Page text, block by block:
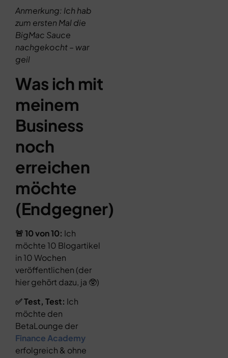
Anmerkung: Ich hab
zum ersten Mal die
BigMac Sauce
nachgekocht – war
geil
Was ich mit
meinem
Business
noch
erreichen
möchte
(Endgegner)
🚨 10 von 10: Ich
möchte 10 Blogartikel
in 10 Wochen
veröffentlichen (der
hier gehört dazu, ja 🥸)
✅ Test, Test: Ich
möchte den
BetaLounge der
Finance Academy
erfolgreich & ohne